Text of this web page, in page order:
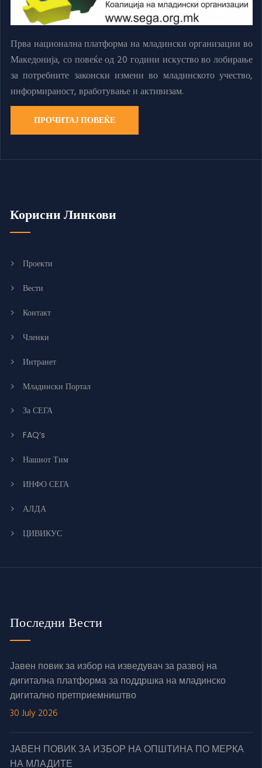
Прва национална платформа на младински организации во
Македонија, со повеќе од 20 години искуство во лобирање
за потребните законски измени во младинското учество,
информираност, вработување и активизам.
ПРОЧИТАЈ ПОВЕЌЕ
Корисни Линкови
Проекти
Вести
Контакт
Членки
Интранет
Младински Портал
За СЕГА
FAQ’s
Нашиот Тим
ИНФО СЕГА
АЛДА
ЦИВИКУС
Последни Вести
Јавен повик за избор на изведувач за развој на
дигитална платформа за поддршка на младинско
дигитално претприемништво
30 July 2026
ЈАВЕН ПОВИК ЗА ИЗБОР НА ОПШТИНА ПО МЕРКА
НА МЛАДИТЕ